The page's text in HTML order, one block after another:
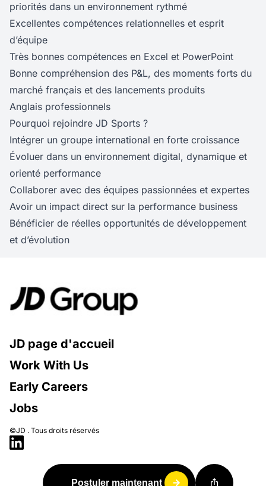
Postuler maintenant arrow_forward ios_share
priorités dans un environnement rythmé
Excellentes compétences relationnelles et esprit
d’équipe
Très bonnes compétences en Excel et PowerPoint
Bonne compréhension des P&L, des moments forts du
marché français et des lancements produits
Anglais professionnels
Pourquoi rejoindre JD Sports ?
Intégrer un groupe international en forte croissance
Évoluer dans un environnement digital, dynamique et
orienté performance
Collaborer avec des équipes passionnées et expertes
Avoir un impact direct sur la performance business
Bénéficier de réelles opportunités de développement
et d’évolution
JD page d'accueil
Work With Us
Early Careers
Jobs
©JD . Tous droits réservés